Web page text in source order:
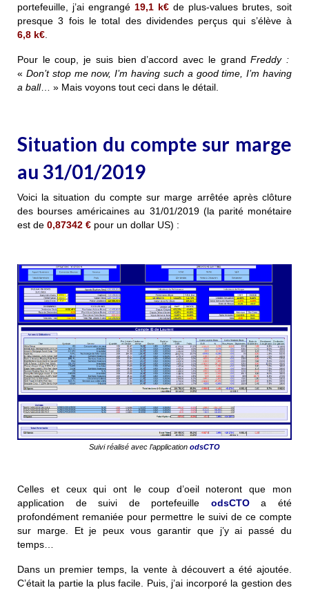
portefeuille, j’ai engrangé 19,1 k€ de plus-values brutes, soit
presque 3 fois le total des dividendes perçus qui s’élève à
6,8 k€
Pour le coup, je suis bien d’accord avec le grandFreddy :
« Don’t stop me now, I’m having such a good time, I’m having
a ball… » Mais voyons tout ceci dans le détail.
Situation du compte sur marge
au 31/01/2019
Voici la situation du compte sur marge arrêtée après clôture
des bourses américaines au 31/01/2019 (la parité monétaire
est de 0,87342 € pour un dollar US) :
Suivi réalisé avec l’application odsCTO
Celles et ceux qui ont le coup d’oeil noteront que mon
application de suivi de portefeuille odsCTOa été
profondément remaniée pour permettre le suivi de ce compte
sur marge. Et je peux vous garantir que j’y ai passé du
temps…
Dans un premier temps, la vente à découvert a été ajoutée.
C’était la partie la plus facile. Puis, j’ai incorporé la gestion des